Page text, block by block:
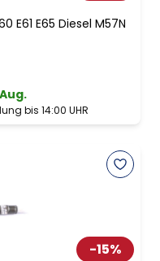
E61 E65 Diesel M57N
bis 14:00 UHR
-15%